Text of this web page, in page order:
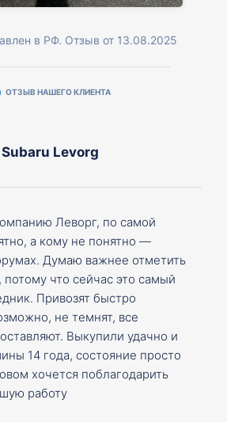
в РФ. Отзыв от 13.08.2025
ОТЗЫВ НАШЕГО КЛИЕНТА
Subaru Levorg
Леворг, по самой
а кому не понятно —
Думаю важнее отметить
что сейчас это самый
Привозят быстро
не темнят, все
Выкупили удачно и
14 года, состояние просто
хочется поблагодарить
работу